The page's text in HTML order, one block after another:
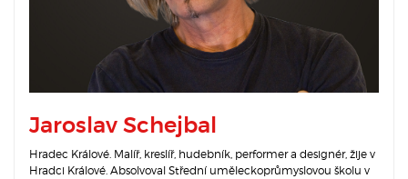
Jaroslav Schejbal
Hradec Králové. Malíř, kreslíř, hudebník, performer a designér, žije v
Hradci Králové. Absolvoval Střední uměleckoprůmyslovou školu v